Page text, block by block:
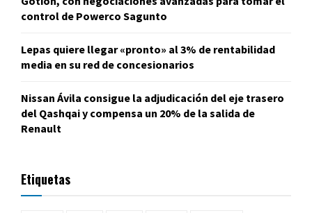
control de Powerco Sagunto
Lepas quiere llegar «pronto» al 3% de rentabilidad
media en su red de concesionarios
Nissan Ávila consigue la adjudicación del eje trasero
del Qashqai y compensa un 20% de la salida de
Renault
Etiquetas